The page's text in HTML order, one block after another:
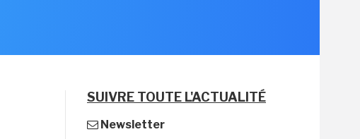
SUIVRE TOUTE L'ACTUALITÉ
Newsletter